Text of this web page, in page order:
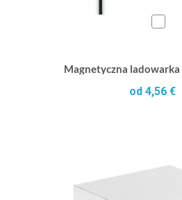
Magnetyczna ladowarka
od 4,56 €